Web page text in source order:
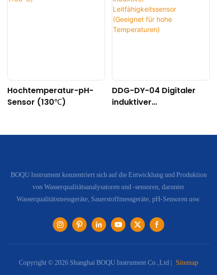
Hochtemperatur-pH-
Sensor (130℃)
DDG-DY-04 Digitaler
induktiver
Temperaturen)
BOQU Instrument konzentriert sich auf die Entwicklung und Produktion
von Wasserqualitätsanalysatoren und -sensoren, darunter
Wasserqualitätsmessgeräte, Sauerstoffmessgeräte, pH-Sensoren usw.
Copyright © 2026 Shanghai BOQU Instrument Co.,Ltd | Sitemap